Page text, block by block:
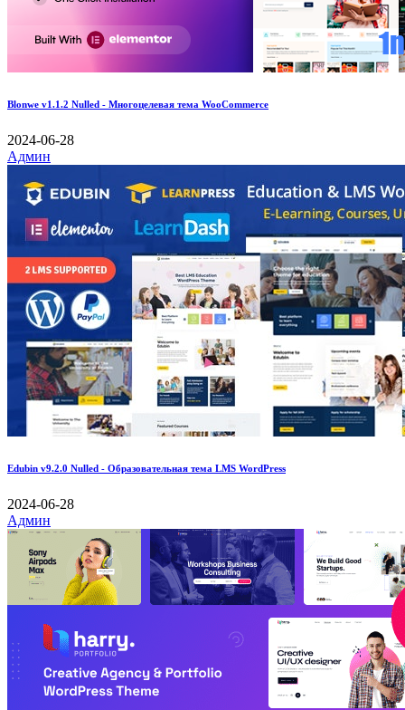
Blonwe v1.1.2 Nulled - Многоцелевая тема WooCommerce
2024-06-28
Админ
Edubin v9.2.0 Nulled - Образовательная тема LMS WordPress
2024-06-28
Админ